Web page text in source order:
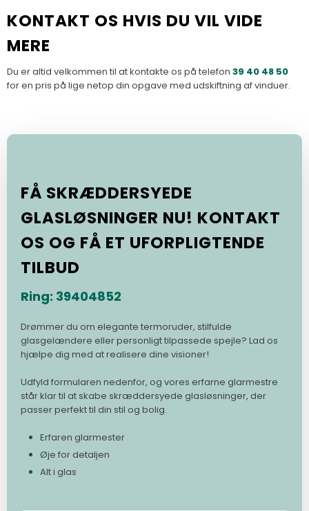
KONTAKT OS HVIS DU VIL VIDE
MERE
Du er altid velkommen til at kontakte os på telefon 39 40 48 50
for en pris på lige netop din opgave med udskiftning af vinduer.
FÅ SKRÆDDERSYEDE
GLASLØSNINGER NU! KONTAKT
OS OG FÅ ET UFORPLIGTENDE
TILBUD
Ring: 39404852
Drømmer du om elegante termoruder, stilfulde
glasgelændere eller personligt tilpassede spejle? Lad os
hjælpe dig med at realisere dine visioner!
Udfyld formularen nedenfor, og vores erfarne glarmestre
står klar til at skabe skræddersyede glasløsninger, der
passer perfekt til din stil og bolig.
Erfaren glarmester
Øje for detaljen
Alt i glas